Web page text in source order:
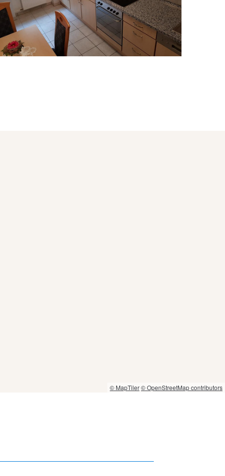
© MapTiler© OpenStreetMap contributors